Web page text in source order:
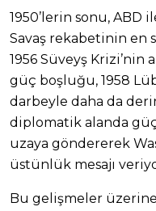
1950’lerin sonu, ABD
Savaş rekabetinin en
1956 Süveyş Krizi’nin
güç boşluğu, 1958
darbeyle daha da
diplomatik alanda güç
uzaya göndererek
üstünlük mesajı
Bu gelişmeler